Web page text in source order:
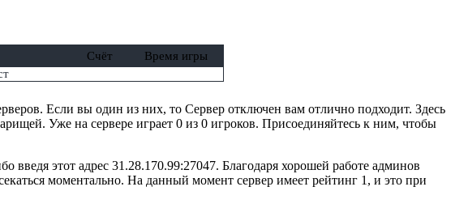
Счёт
Время игры
Если вы один из них, то Сервер отключен вам отлично подходит. Здесь
Уже на сервере играет 0 из 0 игроков. Присоединяйтесь к ним, чтобы
этот адрес 31.28.170.99:27047. Благодаря хорошей работе админов
моментально. На данный момент сервер имеет рейтинг 1, и это при